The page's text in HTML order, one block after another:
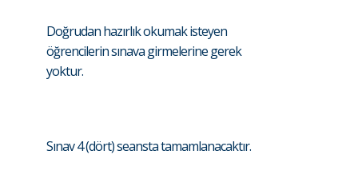
Doğrudan hazırlık okumak isteyen
öğrencilerin sınava girmelerine gerek
yoktur.
Sınav 4 (dört) seansta tamamlanacaktır.